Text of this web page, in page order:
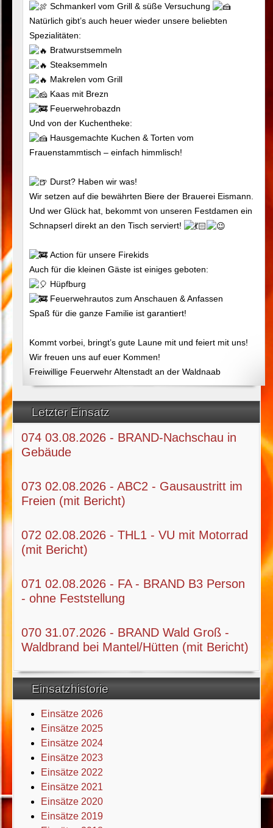
Letzter Einsatz
074 03.08.2026 - BRAND-Nachschau in
Gebäude
073 02.08.2026 - ABC2 - Gausaustritt im
Freien (mit Bericht)
072 02.08.2026 - THL1 - VU mit Motorrad
(mit Bericht)
071 02.08.2026 - FA - BRAND B3 Person
- ohne Feststellung
070 31.07.2026 - BRAND Wald Groß -
Waldbrand bei Mantel/Hütten (mit Bericht)
Einsatzhistorie
Einsätze 2026
Einsätze 2025
Einsätze 2024
Einsätze 2023
Einsätze 2022
Einsätze 2021
Einsätze 2020
Einsätze 2019
Schmankerl vom Grill & süße Versuchung
Natürlich gibt’s auch heuer wieder unsere beliebten
Spezialitäten:
Bratwurstsemmeln
Steaksemmeln
Makrelen vom Grill
Kaas mit Brezn
Feuerwehrobazdn
Und von der Kuchentheke:
Hausgemachte Kuchen & Torten vom
Frauenstammtisch – einfach himmlisch!
Durst? Haben wir was!
Wir setzen auf die bewährten Biere der Brauerei Eismann.
Und wer Glück hat, bekommt von unseren Festdamen ein
Schnapserl direkt an den Tisch serviert!
Action für unsere Firekids
Auch für die kleinen Gäste ist einiges geboten:
Hüpfburg
Feuerwehrautos zum Anschauen & Anfassen
Spaß für die ganze Familie ist garantiert!
Kommt vorbei, bringt’s gute Laune mit und feiert mit uns!
Wir freuen uns auf euer Kommen!
Freiwillige Feuerwehr Altenstadt an der Waldnaab